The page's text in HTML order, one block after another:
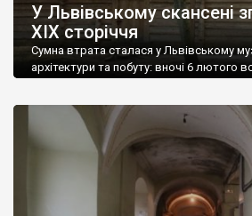
У Львівському скансені
ХІХ сторіччя
Сумна втрата сталася у Львівському
архітектури та побуту: вночі 6 лютого
до музею хата Параски Галамасюк з
Господиня передала до музею і
з якого і склали інтер’єрне […]